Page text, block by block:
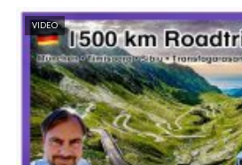
VIDEO